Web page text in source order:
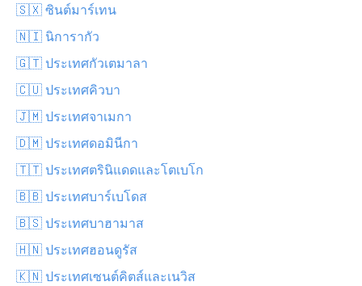
🇸🇽 ซินต์มาร์เทน
🇳🇮 นิการากัว
🇬🇹 ประเทศกัวเตมาลา
🇨🇺 ประเทศคิวบา
🇯🇲 ประเทศจาเมกา
🇩🇲 ประเทศดอมินีกา
🇹🇹 ประเทศตรินิแดดและโตเบโก
🇧🇧 ประเทศบาร์เบโดส
🇧🇸 ประเทศบาฮามาส
🇭🇳 ประเทศฮอนดูรัส
🇰🇳 ประเทศเซนต์คิตส์และเนวิส